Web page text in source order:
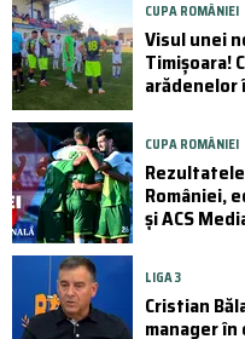
CUPA ROMÂNIEI
Visul unei
Timișoara!
arădenelor
CUPA ROMÂNIEI
României,
și ACS
LIGA 3
Cristian
manager în